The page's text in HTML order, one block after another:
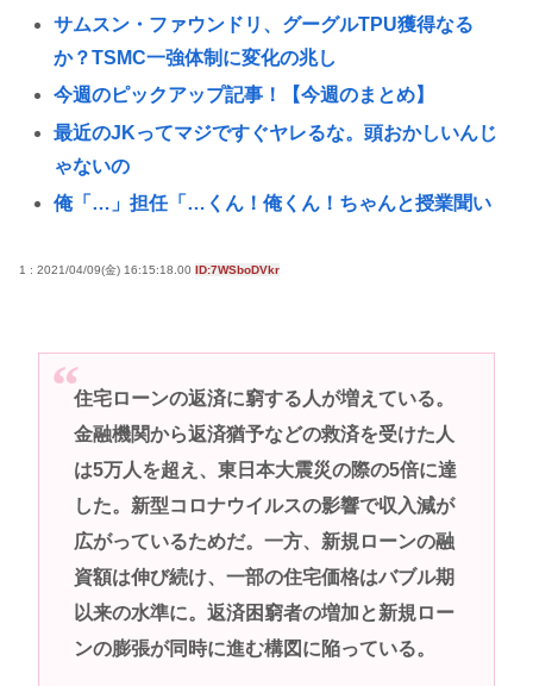
サムスン・ファウンドリ、グーグルTPU獲得なる
か？TSMC一強体制に変化の兆し
今週のピックアップ記事！【今週のまとめ】
最近のJKってマジですぐヤレるな。頭おかしいんじ
ゃないの
俺「…」担任「…くん！俺くん！ちゃんと授業聞い
韓国人「Excelと見せかけて株価チェック！？」職場
息子の「自閉スペクトラム症」診断にショックで泣
【高校野球】熊本代表の有明高校が9回2アウトから
大逆転勝利！！！感動をありがとう😭
早稲田大学「学生の皆さん、近隣飲食店での無銭飲
食はやめてください」
高市早苗さん、憧れのバンドを官邸に招き、自身の
サイン入りドラム・スティックをプレゼントw
若くて美人なママと親友の淫らな行為内容を毎回聞
1 : 2021/04/09(金) 16:15:18.00 ID:7WSboDVkr
住宅ローンの返済に窮する人が増えている。
金融機関から返済猶予などの救済を受けた人
は5万人を超え、東日本大震災の際の5倍に達
した。新型コロナウイルスの影響で収入減が
広がっているためだ。一方、新規ローンの融
資額は伸び続け、一部の住宅価格はバブル期
以来の水準に。返済困窮者の増加と新規ロー
ンの膨張が同時に進む構図に陥っている。